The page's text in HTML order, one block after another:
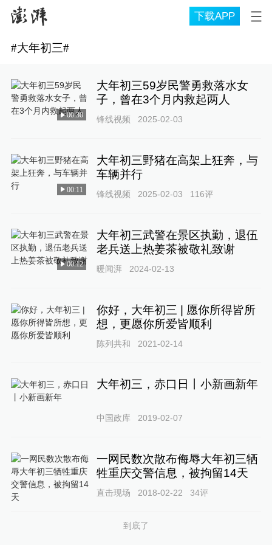
下载APP
#大年初三#
00:30
大年初三59岁民警勇救落水女
子，曾在3个月内救起两人
锋线视频 2025-02-03
00:11
大年初三野猪在高架上狂奔，与
车辆并行
锋线视频 2025-02-03 116评
00:12
大年初三武警在景区执勤，退伍
老兵送上热姜茶被敬礼致谢
暖闻湃 2024-02-13
你好，大年初三 | 愿你所得皆所
想，更愿你所爱皆顺利
陈列共和 2021-02-14
大年初三，赤口日丨小新画新年
中国政库 2019-02-07
一网民数次散布侮辱大年初三牺
牲重庆交警信息，被拘留14天
直击现场 2018-02-22 34评
到底了